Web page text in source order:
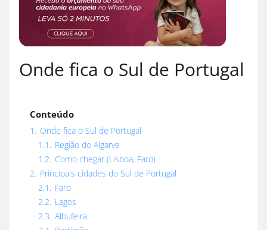
Onde fica o Sul de Portugal
Conteúdo
1. Onde fica o Sul de Portugal
1.1. Região do Algarve
1.2. Como chegar (Lisboa, Faro)
2. Principais cidades do Sul de Portugal
2.1. Faro
2.2. Lagos
2.3. Albufeira